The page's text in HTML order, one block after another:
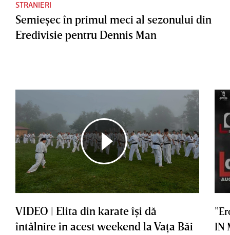
STRANIERI
Semieşec în primul meci al sezonului din
Eredivisie pentru Dennis Man
VIDEO | Elita din karate îşi dă
întâlnire în acest weekend la Vaţa Băi
IN